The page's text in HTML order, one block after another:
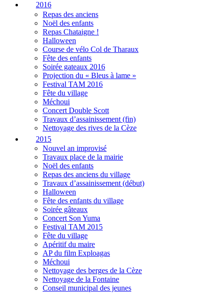
2016
Repas des anciens
Noël des enfants
Repas Chataigne !
Halloween
Course de vélo Col de Tharaux
Fête des enfants
Soirée gateaux 2016
Projection du « Bleus à lame »
Festival TAM 2016
Fête du village
Méchoui
Concert Double Scott
Travaux d’assainissement (fin)
Nettoyage des rives de la Cèze
2015
Nouvel an improvisé
Travaux place de la mairie
Noël des enfants
Repas des anciens du village
Travaux d’assainissement (début)
Halloween
Fête des enfants du village
Soirée gâteaux
Concert Son Yuma
Festival TAM 2015
Fête du village
Apéritif du maire
AP du film Exploagas
Méchoui
Nettoyage des berges de la Cèze
Nettoyage de la Fontaine
Conseil municipal des jeunes